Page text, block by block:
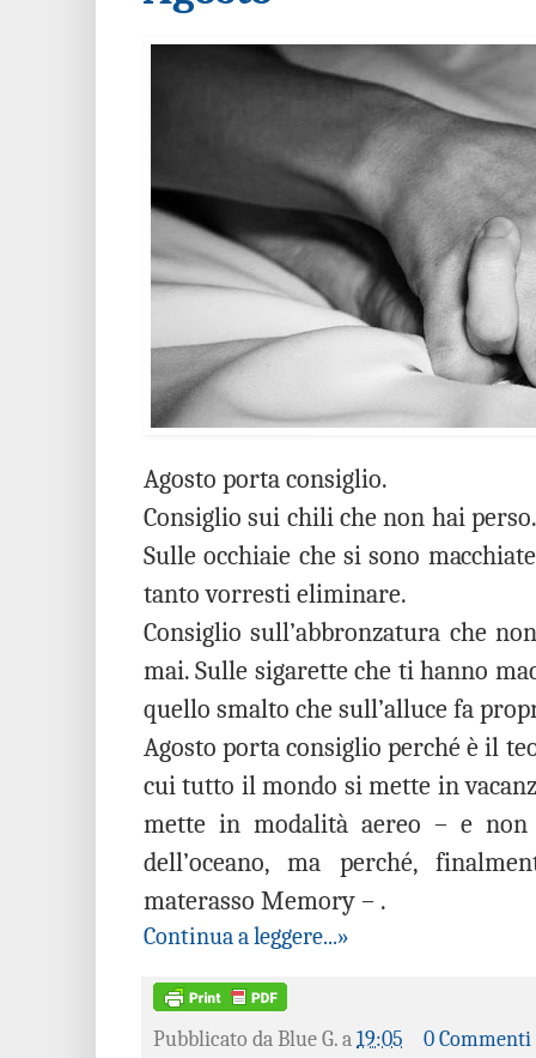
Agosto porta consiglio.
Consiglio sui chili che non hai
Sulle occhiaie che si sono
tanto vorresti eliminare.
Consiglio sull’abbronzatura che
mai. Sulle sigarette che ti hanno
quello smalto che sull’alluce fa
Agosto porta consiglio perché è il
cui tutto il mondo si mette in
mette in modalità aereo – e non
dell’oceano, ma perché,
materasso Memory – .
Continua a leggere...»
Pubblicato da Blue G. a 19:05
0 Commenti